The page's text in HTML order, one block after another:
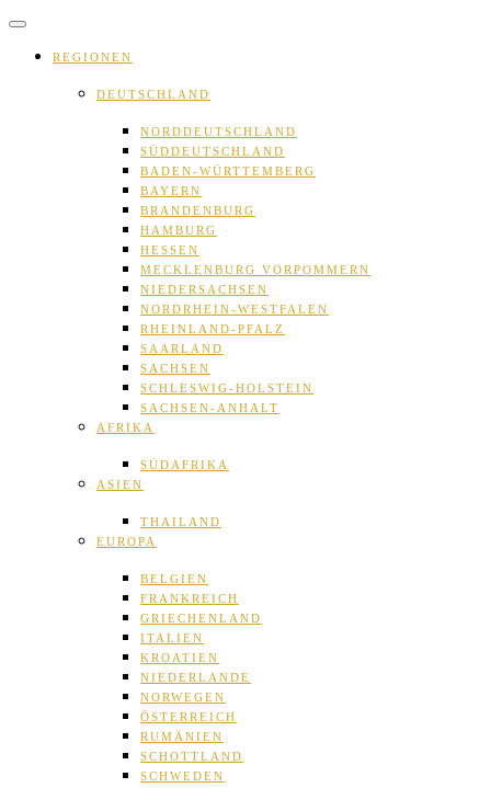
Skip
contentREGIONEN
DEUTSCHLAND
NORDDEUTSCHLAND
SÜDDEUTSCHLAND
BADEN-WÜRTTEMBERG
BAYERN
BRANDENBURG
HAMBURG
HESSEN
MECKLENBURG VORPOMMERN
NIEDERSACHSEN
NORDRHEIN-WESTFALEN
RHEINLAND-PFALZ
SAARLAND
SACHSEN
SCHLESWIG-HOLSTEIN
SACHSEN-ANHALT
AFRIKA
SÜDAFRIKA
ASIEN
THAILAND
EUROPA
BELGIEN
FRANKREICH
GRIECHENLAND
ITALIEN
KROATIEN
NIEDERLANDE
NORWEGEN
ÖSTERREICH
RUMÄNIEN
SCHOTTLAND
SCHWEDEN